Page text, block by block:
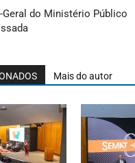
Geral do Ministério Público
Mais do autor